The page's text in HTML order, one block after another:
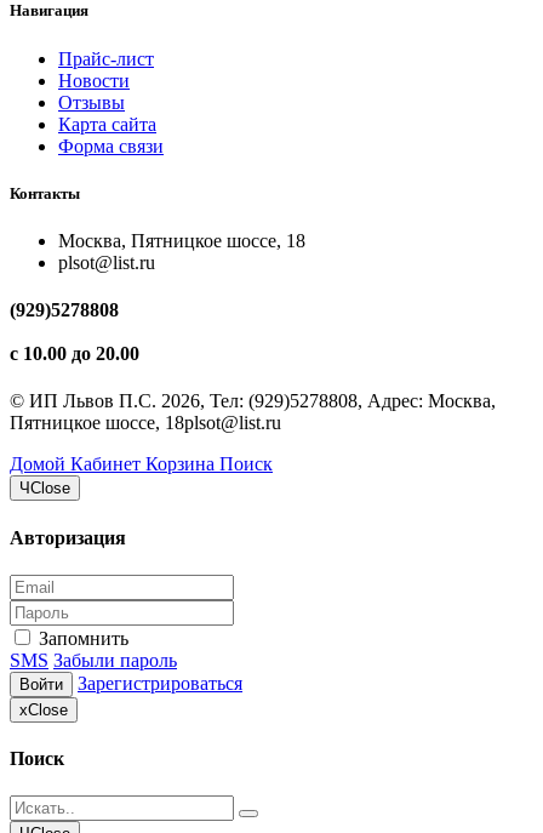
Навигация
Прайс-лист
Новости
Отзывы
Карта сайта
Форма связи
Контакты
Москва, Пятницкое шоссе, 18
plsot@list.ru
(929)5278808
с 10.00 до 20.00
© ИП Львов П.С. 2026, Тел: (929)5278808, Адрес: Москва,
Пятницкое шоссе, 18plsot@list.ru
Домой Кабинет Корзина Поиск
ЧClose
Авторизация
Запомнить
SMS Забыли пароль
Войти Зарегистрироваться
xClose
Поиск